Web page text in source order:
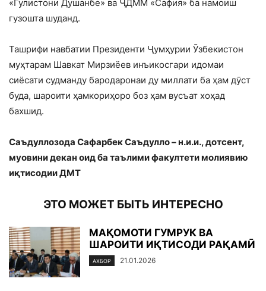
«Гулистони Душанбе» ва ҶДММ «Сафия» ба намоиш
гузошта шуданд.
Ташрифи навбатии Президенти Ҷумҳурии Ӯзбекистон
муҳтарам Шавкат Мирзиёев инъикосгари идомаи
сиёсати судманду бародаронаи ду миллати ба ҳам дӯст
буда, шароити ҳамкориҳоро боз ҳам вусъат хоҳад
бахшид.
Саъдуллозода Сафарбек Саъдулло – н.и.и., дотсент,
муовини декан оид ба таълими факултети молиявию
иқтисодии ДМТ
ЭТО МОЖЕТ БЫТЬ ИНТЕРЕСНО
МАҚОМОТИ ГУМРУК ВА
ШАРОИТИ ИҚТИСОДИ РАҚАМӢ
АХБОР 21.01.2026